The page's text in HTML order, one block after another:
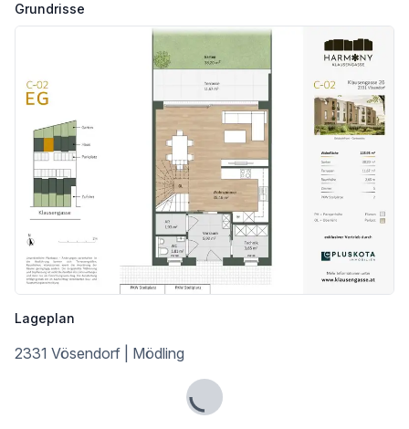
Grundrisse
Lageplan
2331 Vösendorf | Mödling
Lade...